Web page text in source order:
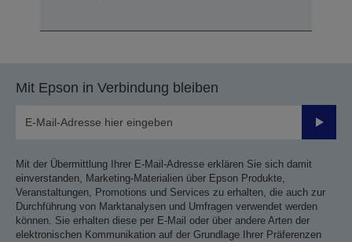
Mit Epson in Verbindung bleiben
Mit der Übermittlung Ihrer E-Mail-Adresse erklären Sie sich damit
einverstanden, Marketing-Materialien über Epson Produkte,
Veranstaltungen, Promotions und Services zu erhalten, die auch zur
Durchführung von Marktanalysen und Umfragen verwendet werden
können. Sie erhalten diese per E-Mail oder über andere Arten der
elektronischen Kommunikation auf der Grundlage Ihrer Präferenzen